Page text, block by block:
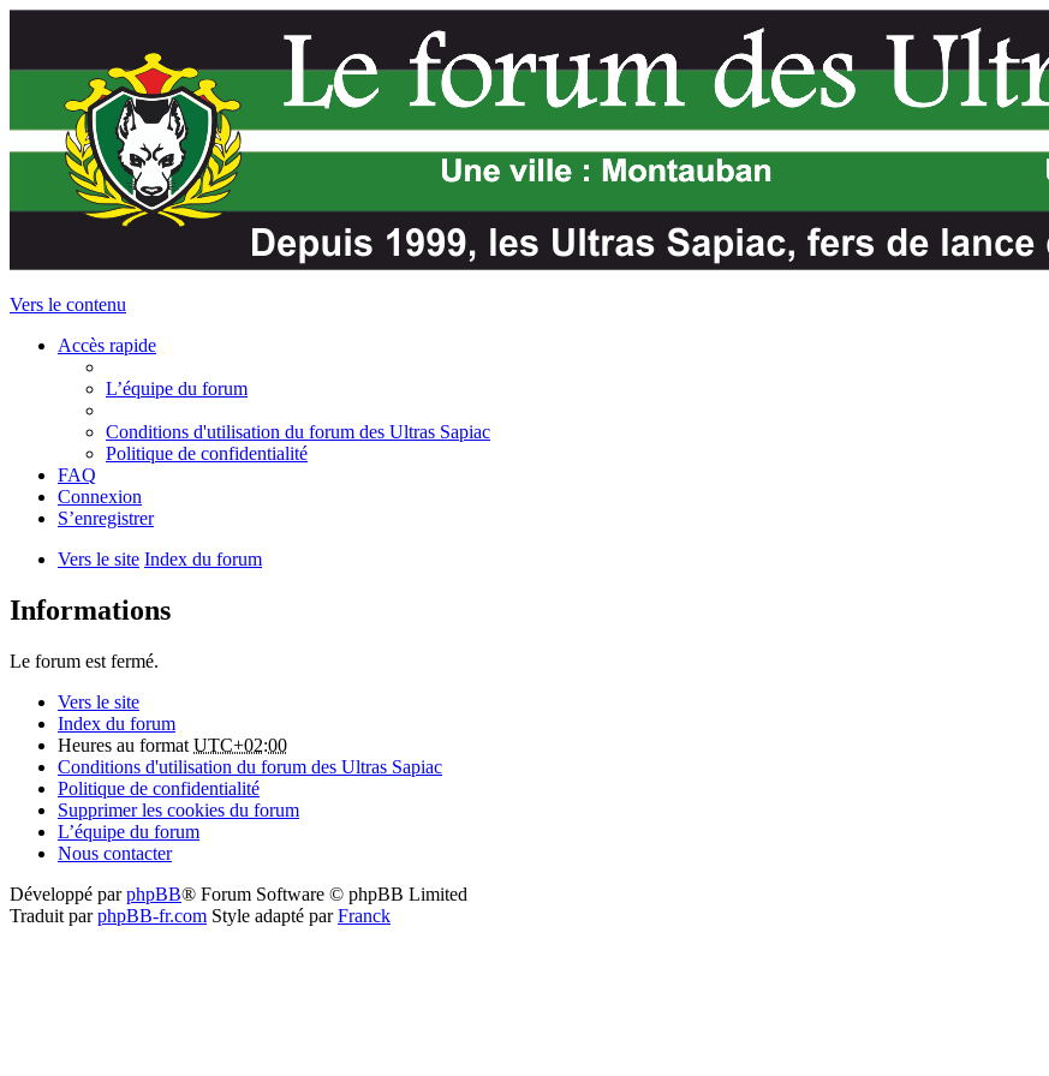
Vers le contenu
Accès rapide
L’équipe du forum
Conditions d'utilisation du forum des Ultras Sapiac
Politique de confidentialité
FAQ
Connexion
S’enregistrer
Vers le site Index du forum
Informations
Le forum est fermé.
Vers le site
Index du forum
Heures au format UTC+02:00
Conditions d'utilisation du forum des Ultras Sapiac
Politique de confidentialité
Supprimer les cookies du forum
L’équipe du forum
Nous contacter
Développé parphpBB® Forum Software © phpBB Limited
Traduit parphpBB-fr.com Style adapté parFranck